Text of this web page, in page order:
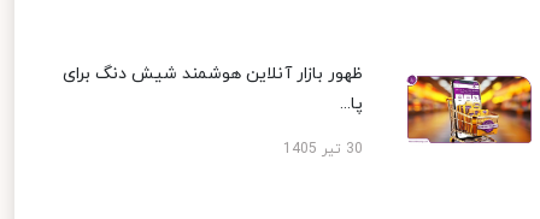
ظهور بازار آنلاین هوشمند شیش دنگ برای
پا...
30 تیر 1405